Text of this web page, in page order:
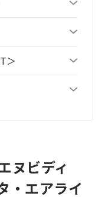
＞
ヌビディ
・エアライ